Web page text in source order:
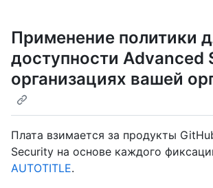
Применение политики
доступности Advanced
организациях вашей
Плата взимается за продукты
Security на основе каждого
AUTOTITLE.